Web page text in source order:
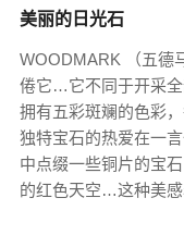
美丽的日光石
WOODMARK （五德
倦它…它不同于开采
拥有五彩斑斓的色彩
独特宝石的热爱在一
中点缀一些铜片的宝
的红色天空…这种美感